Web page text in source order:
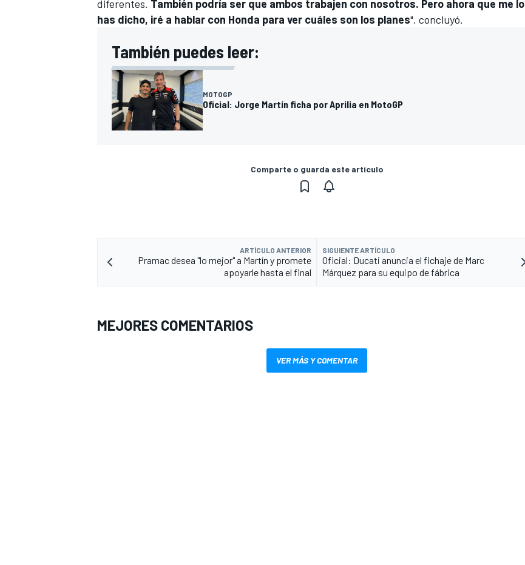
diferentes. También podría ser que ambos trabajen con nosotros. Pero ahora que me lo
has dicho, iré a hablar con Honda para ver cuáles son los planes", concluyó.
También puedes leer:
MOTOGP
Oficial: Jorge Martín ficha por Aprilia en MotoGP
Comparte o guarda este artículo
ARTÍCULO ANTERIOR
Pramac desea "lo mejor" a Martín y promete
apoyarle hasta el final
SIGUIENTE ARTÍCULO
Oficial: Ducati anuncia el fichaje de Marc
Márquez para su equipo de fábrica
MEJORES COMENTARIOS
VER MÁS Y COMENTAR